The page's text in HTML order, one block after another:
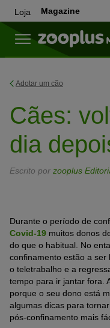
Loja Magazine
Adotar um cão
Cães:
dia
Escrito por zooplus
Durante o período de
Covid-19 muitos donos
do que o habitual. No
confinamento estão a ser
o teletrabalho e a
tempo para ir jantar fora.
porque o seu dono está
algumas dicas para
pós-confinamento mais